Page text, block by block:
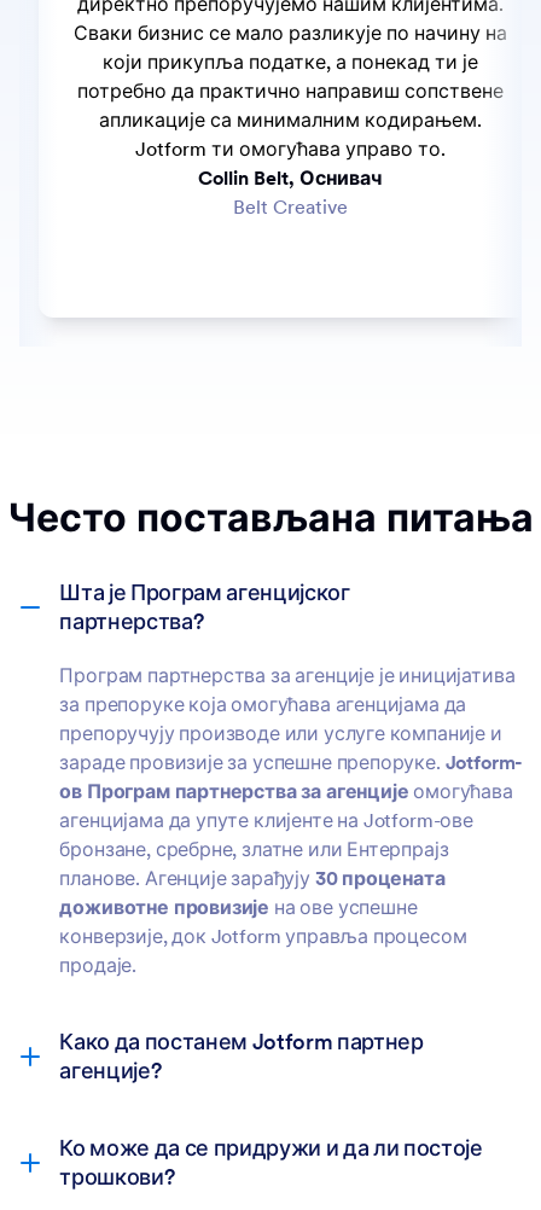
Сваки бизнис се мало разликује по начину на
који прикупља податке, а понекад ти је
потребно да практично направиш сопствене
апликације са минималним кодирањем.
Jotform ти омогућава управо то.
Collin Belt, Оснивач
Belt Creative
Често постављана питања
Шта је Програм агенцијског
партнерства?
Програм партнерства за агенције је иницијатива
за препоруке која омогућава агенцијама да
препоручују производе или услуге компаније и
зараде провизије за успешне препоруке. Jotform-
ов Програм партнерства за агенције омогућава
агенцијама да упуте клијенте на Jotform-ове
бронзане, сребрне, златне или Ентерпрајз
планове. Агенције зарађују 30 процената
доживотне провизије на ове успешне
конверзије, док Jotform управља процесом
продаје.
Како да постанем Jotform партнер
агенције?
агенцијско партнерство
Ко може да се придружи и да ли постоје
трошкови?